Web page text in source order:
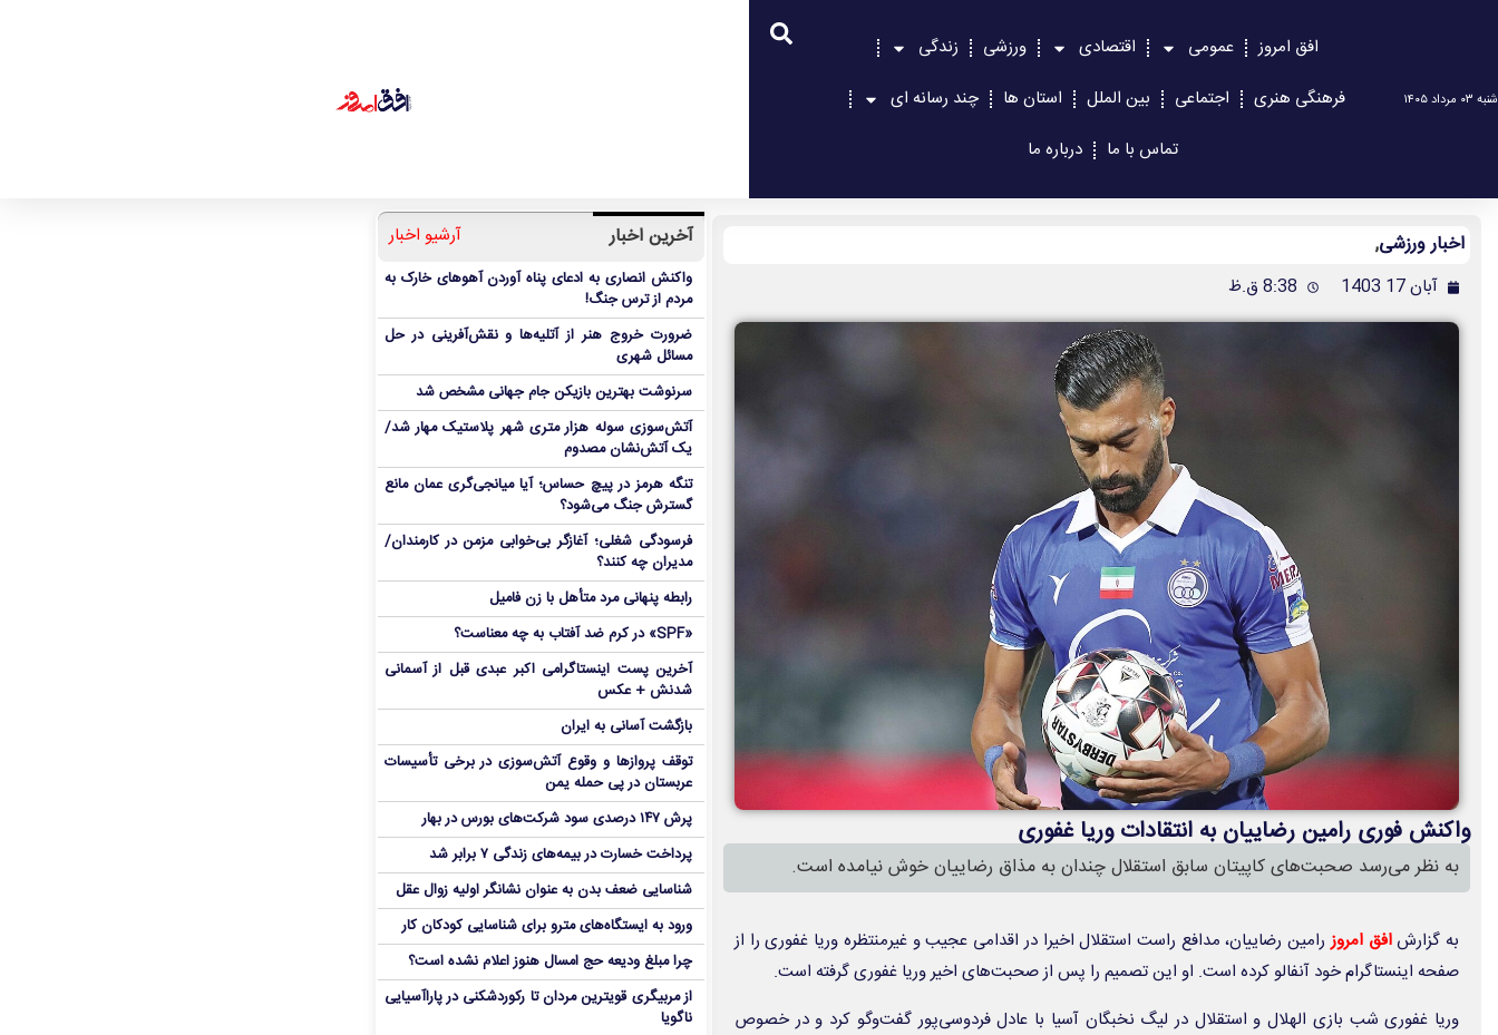
شنبه ۰۳ مرداد ۱۴۰۵
افق امروز عمومی اقتصادی ورزشی
زندگی
فرهنگی هنری
اجتماعی بین الملل استان ها
چند رسانه ای
تماس با ما
درباره ما
اخبار ورزشی,
آبان 17 1403 8:38 ق.ظ
واکنش فوری رامین رضاییان به انتقادات وریا غفوری
به نظر می‌رسد صحبت‌های کاپیتان سابق استقلال چندان به مذاق رضاییان خوش نیامده است.
به گزارشافق امروزرامین رضاییان، مدافع راست استقلال اخیرا در اقدامی عجیب و غیرمنتظره وریا غفوری را از
صفحه اینستاگرام خود آنفالو کرده است. او این تصمیم را پس از صحبت‌های اخیر وریا غفوری گرفته است.
وریا غفوری شب بازی الهلال و استقلال در لیگ نخبگان آسیا با عادل فردوسی‌پور گفت‌وگو کرد و در خصوص
آخرین اخبار آرشیو اخبار
واکنش انصاری به ادعای پناه آوردن آهوهای خارک به
مردم از ترس جنگ!
ضرورت خروج هنر از آتلیه‌ها و نقش‌آفرینی در حل
مسائل شهری
سرنوشت بهترین بازیکن جام جهانی مشخص شد
آتش‌سوزی سوله هزار متری شهر پلاستیک مهار شد/
یک آتش‌نشان مصدوم
تنگه هرمز در پیچ حساس؛ آیا میانجی‌گری عمان مانع
گسترش جنگ می‌شود؟
فرسودگی شغلی؛ آغازگر بی‌خوابی مزمن در کارمندان/
مدیران چه کنند؟
رابطه پنهانی مرد متأهل با زن فامیل
«SPF» در کرم ضد آفتاب به چه معناست؟
آخرین پست اینستاگرامی اکبر عبدی قبل از آسمانی
شدنش + عکس
بازگشت آسانی به ایران
توقف پروازها و وقوع آتش‌سوزی در برخی تأسیسات
عربستان در پی حمله یمن
پرش ۱۴۷ درصدی سود شرکت‌های بورس در بهار
پرداخت خسارت در بیمه‌های زندگی ۷ برابر شد
شناسایی ضعف بدن به عنوان نشانگر اولیه زوال عقل
ورود به ایستگاه‌های مترو برای شناسایی کودکان کار
چرا مبلغ ودیعه حج امسال هنوز اعلام نشده است؟
از مربیگری قویترین مردان تا رکوردشکنی در پاراآسیایی
ناگویا